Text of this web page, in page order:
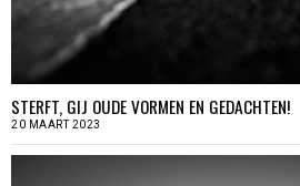
STERFT, GIJ OUDE VORMEN EN GEDACHTEN!
20 MAART 2023